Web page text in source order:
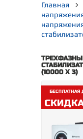
Главная
(10000 Х 3)
БЕСПЛАТНАЯ